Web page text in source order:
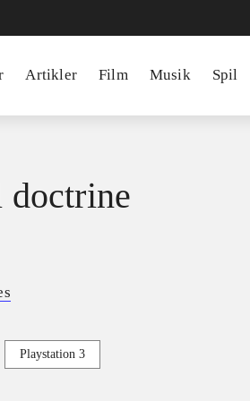
Artikler Film Musik Spil
doctrine
Playstation 3